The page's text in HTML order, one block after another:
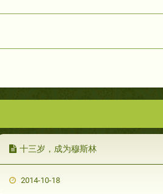
十三岁，成为穆斯林
2014-10-18